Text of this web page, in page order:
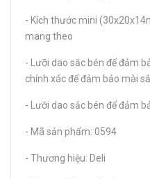
- Kích thước mini
mang theo
- Lưỡi dao sắc bén để đảm
chính xác để đảm bảo mài
- Lưỡi dao sắc bén để đảm
- Mã sản phẩm: 0594
- Thương hiệu: Deli